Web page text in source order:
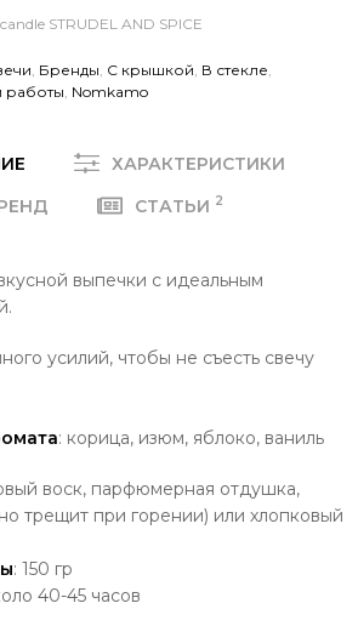
STRUDEL AND SPICE
Бренды С крышкой В стекле
работы Nomkamo
ХАРАКТЕРИСТИКИ
СТАТЬИ 2
выпечки с идеальным
усилий, чтобы не съесть свечу
: корица, изюм, яблоко, ваниль
воск, парфюмерная отдушка,
трещит при горении) или хлопковый
: 150 гр
40-45 часов